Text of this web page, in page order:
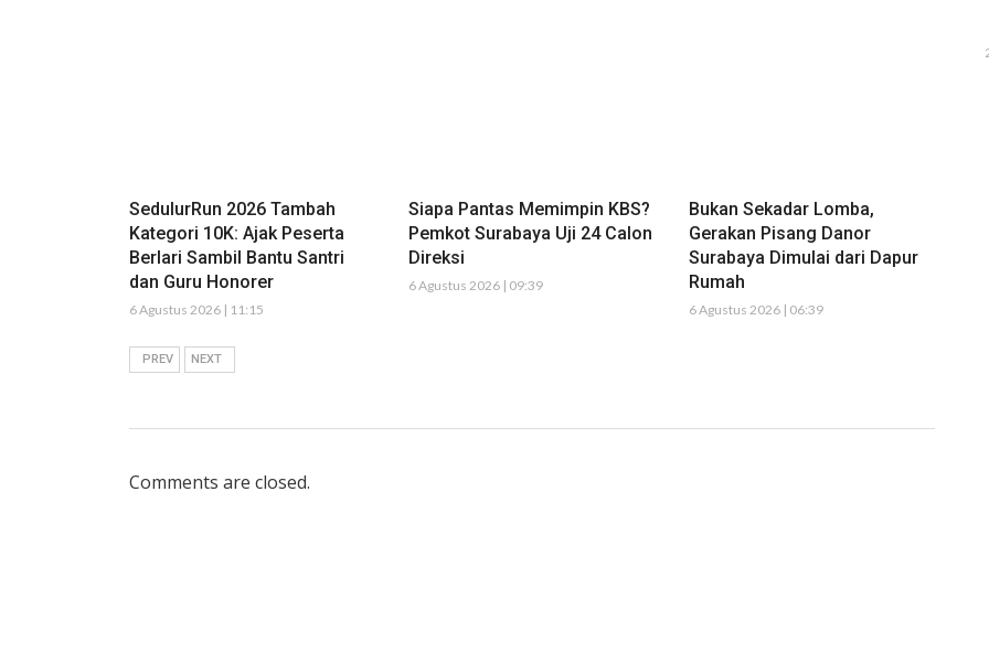
SedulurRun 2026 Tambah
Kategori 10K: Ajak Peserta
Berlari Sambil Bantu Santri
dan Guru Honorer
6 Agustus 2026 | 11:15
Siapa Pantas Memimpin KBS?
Pemkot Surabaya Uji 24 Calon
Direksi
6 Agustus 2026 | 09:39
Bukan Sekadar Lomba,
Gerakan Pisang Danor
Surabaya Dimulai dari Dapur
Rumah
6 Agustus 2026 | 06:39
PREV NEXT
Comments are closed.